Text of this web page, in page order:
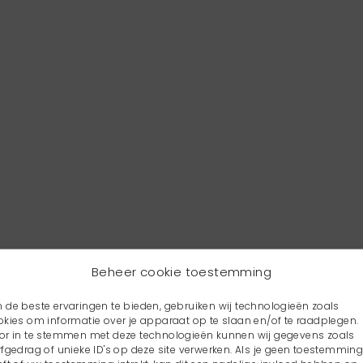
Beheer cookie toestemming
de beste ervaringen te bieden, gebruiken wij technologieën zoals
om informatie over je apparaat op te slaan en/of te raadplegen.
in te stemmen met deze technologieën kunnen wij gegevens zoals
of unieke ID's op deze site verwerken. Als je geen toestemming